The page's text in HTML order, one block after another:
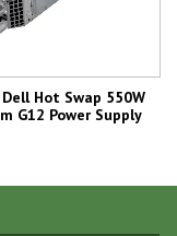
Hot Swap 550W
G12 Power Supply